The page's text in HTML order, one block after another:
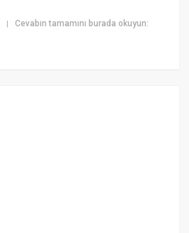
|Cevabın tamamını burada okuyun: